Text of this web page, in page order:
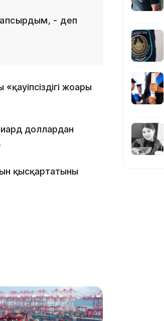
- деп
жоғары
доллардан
қысқартатыны
15:33
15:04
14:10